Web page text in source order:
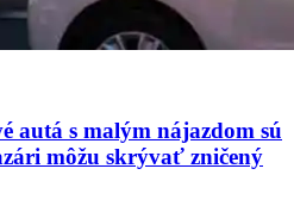
autá s malým nájazdom sú
môžu skrývať zničený